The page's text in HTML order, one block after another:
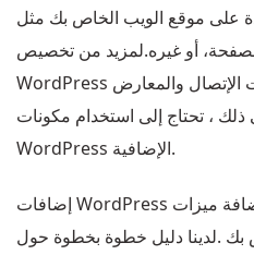
على موقع الويب الخاص بك مثل
أو غيره.لمزيد من تخصيص
WordPress وإضافة ميزات مثل نماذج جهات الإتصال والمعارض
ذلك ، تحتاج إلى استخدام مكونات
WordPress الإضافية.
إضافات WordPress هي تطبيقات تساعدك على إضافة ميزات
بك .لدينا دليل خطوة بخطوة حول